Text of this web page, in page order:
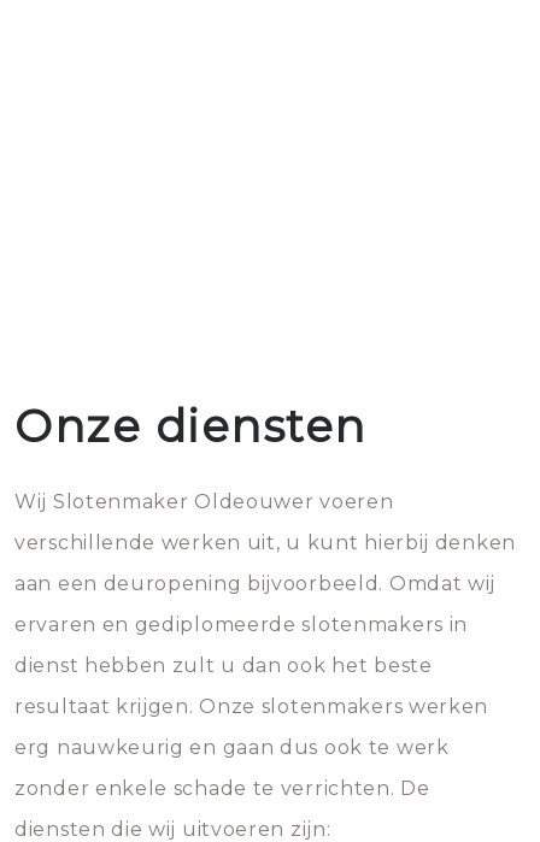
Onze diensten
Wij Slotenmaker Oldeouwer voeren
verschillende werken uit, u kunt hierbij denken
aan een deuropening bijvoorbeeld. Omdat wij
ervaren en gediplomeerde slotenmakers in
dienst hebben zult u dan ook het beste
resultaat krijgen. Onze slotenmakers werken
erg nauwkeurig en gaan dus ook te werk
zonder enkele schade te verrichten. De
diensten die wij uitvoeren zijn: